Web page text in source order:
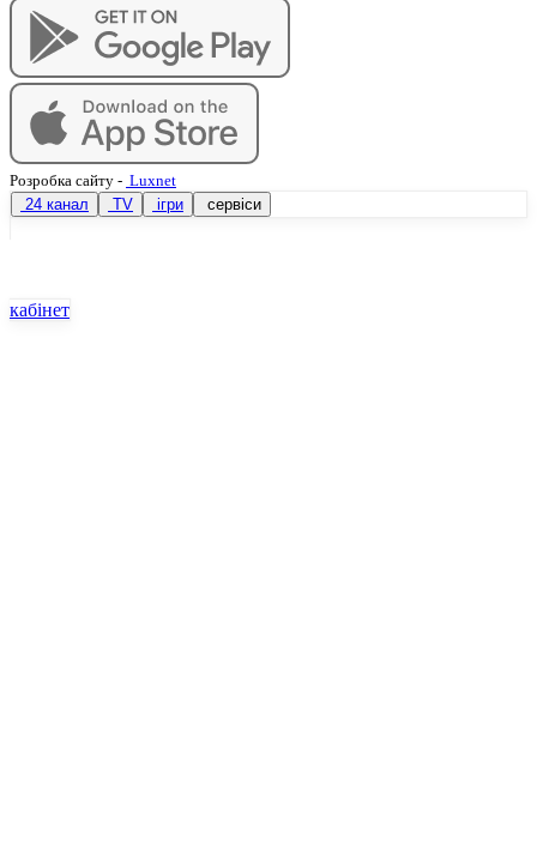
Розробка сайту - Luxnet
24 канал
TV ігри сервіси
кабінет